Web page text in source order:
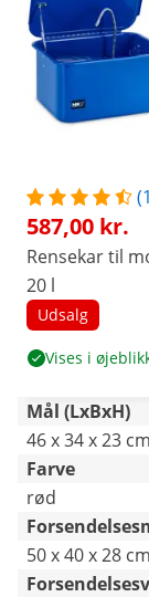
587,00 kr.
Rensekar til
20 l
Udsalg
Vises i
Mål (LxBxH)
46 x 34 x 23 cm
Farve
rød
50 x 40 x 28 cm